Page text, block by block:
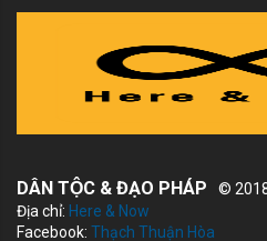
DÂN TỘC & ĐẠO PHÁP ©
Địa chỉ: Here & Now
Facebook: Thạch Thuận Hòa